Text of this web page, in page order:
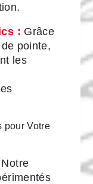
: Grâce
pointe,
les
pour Votre
Notre